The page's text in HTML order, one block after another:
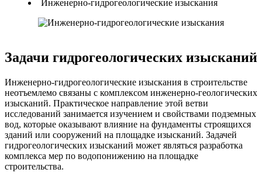
Инженерно-гидрогеологические изыскания
Задачи гидрогеологических изысканий
Инженерно-гидрогеологические изыскания в строительстве
неотъемлемо связаны с комплексом инженерно-геологических
изысканий. Практическое направление этой ветви
исследований занимается изучением и свойствами подземных
вод, которые оказывают влияние на фундаменты строящихся
зданий или сооружений на площадке изысканий. Задачей
гидрогеологических изысканий может являться разработка
комплекса мер по водопонижению на площадке
строительства.